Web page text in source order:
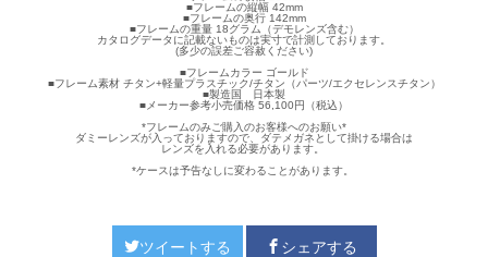
■フレームの縦幅 42mm
■フレームの奥行 142mm
■フレームの重量 18グラム（デモレンズ含む）
カタログデータに記載ないものは実寸で計測しております。
(多少の誤差ご容赦ください)
■フレームカラー ゴールド
■フレーム素材 チタン+軽量プラスチック/チタン（パーツ/エクセレンスチタン）
■製造国 日本製
■メーカー参考小売価格 56,100円（税込）
*フレームのみご購入のお客様へのお願い*
ダミーレンズが入っておりますので、ダテメガネとして掛ける場合は
レンズを入れる必要があります。
*ケースは予告なしに変わることがあります。
ツイートする シェアする